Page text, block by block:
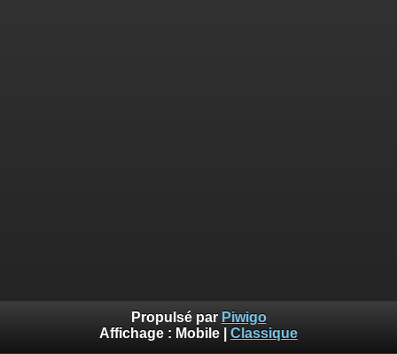
Propulsé par Piwigo
Affichage : Mobile Classique